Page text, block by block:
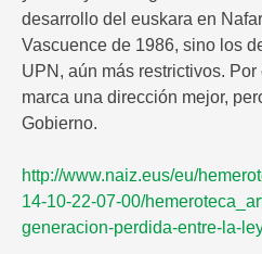
desarrollo del euskara en
Vascuence de 1986, sino los
UPN, aún más restrictivos. Por
marca una dirección mejor,
Gobierno.
http://www.naiz.eus/eu/
14-10-22-07-00/
generacion-perdida-entre-la-